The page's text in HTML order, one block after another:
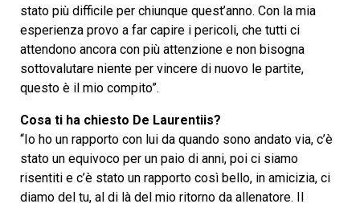
stato più difficile per chiunque quest’anno. Con la mia
esperienza provo a far capire i pericoli, che tutti ci
attendono ancora con più attenzione e non bisogna
sottovalutare niente per vincere di nuovo le partite,
questo è il mio compito”.
Cosa ti ha chiesto De Laurentiis?
“Io ho un rapporto con lui da quando sono andato via, c’è
stato un equivoco per un paio di anni, poi ci siamo
risentiti e c’è stato un rapporto così bello, in amicizia, ci
diamo del tu, al di là del mio ritorno da allenatore. Il